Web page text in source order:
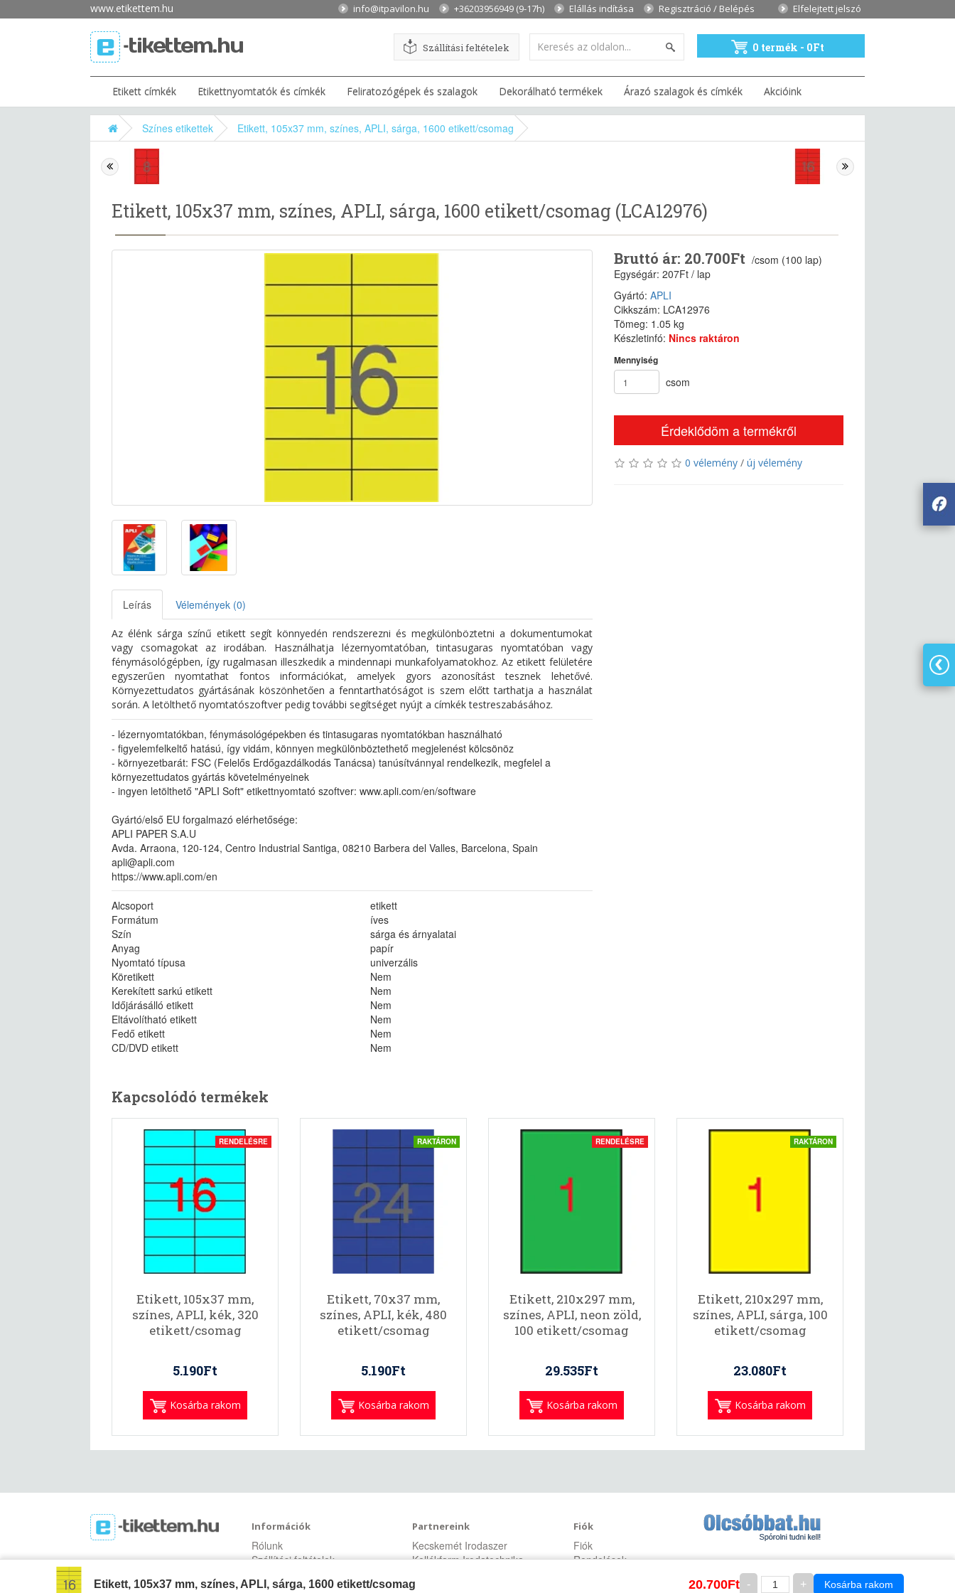
www.etikettem.hu info@itpavilon.hu +36203956949 (9-17h) Elállás indítása Regisztráció / Belépés Elfelejtett jelszó
Szállítási feltételek 0 termék - 0Ft
Etikett címkék Etikettnyomtatók és címkék Feliratozógépek és szalagok Dekorálható termékek Árazó szalagok és címkék Akcióink
Színes etikettek Etikett, 105x37 mm, színes, APLI, sárga, 1600 etikett/csomag
Etikett, 105x37 mm, színes, APLI, sárga, 1600 etikett/csomag (LCA12976)
Leírás Vélemények (0)
Az élénk sárga színű etikett segít könnyedén rendszerezni és megkülönböztetni a dokumentumokat
vagy csomagokat az irodában. Használhatja lézernyomtatóban, tintasugaras nyomtatóban vagy
fénymásológépben, így rugalmasan illeszkedik a mindennapi munkafolyamatokhoz. Az etikett felületére
egyszerűen nyomtathat fontos információkat, amelyek gyors azonosítást tesznek lehetővé.
Környezettudatos gyártásának köszönhetően a fenntarthatóságot is szem előtt tarthatja a használat
során. A letölthető nyomtatószoftver pedig további segítséget nyújt a címkék testreszabásához.
- lézernyomtatókban, fénymásológépekben és tintasugaras nyomtatókban használható
- figyelemfelkeltő hatású, így vidám, könnyen megkülönböztethető megjelenést kölcsönöz
- környezetbarát: FSC (Felelős Erdőgazdálkodás Tanácsa) tanúsítvánnyal rendelkezik, megfelel a
környezettudatos gyártás követelményeinek
- ingyen letölthető "APLI Soft" etikettnyomtató szoftver: www.apli.com/en/software
Gyártó/első EU forgalmazó elérhetősége:
APLI PAPER S.A.U
Avda. Arraona, 120-124, Centro Industrial Santiga, 08210 Barbera del Valles, Barcelona, Spain
apli@apli.com
https://www.apli.com/en
Alcsoport
etikett
Formátum
íves
Szín
sárga és árnyalatai
Anyag
papír
Nyomtató típusa
univerzális
Köretikett
Nem
Kerekített sarkú etikett
Nem
Időjárásálló etikett
Nem
Eltávolítható etikett
Nem
Fedő etikett
Nem
CD/DVD etikett
Nem
Bruttó ár: 20.700Ft /csom (100 lap)
Egységár: 207Ft / lap
Gyártó: APLI
Cikkszám: LCA12976
Tömeg: 1.05 kg
Készletinfó: Nincs raktáron
Mennyiség
csom
Érdeklődöm a termékről
0 vélemény/ új vélemény
Kapcsolódó termékek
RENDELÉSRE
Etikett, 105x37 mm,
színes, APLI, kék, 320
etikett/csomag
5.190Ft
Kosárba rakom
RAKTÁRON
Etikett, 70x37 mm,
színes, APLI, kék, 480
etikett/csomag
5.190Ft
Kosárba rakom
RENDELÉSRE
Etikett, 210x297 mm,
színes, APLI, neon zöld,
100 etikett/csomag
29.535Ft
Kosárba rakom
RAKTÁRON
Etikett, 210x297 mm,
színes, APLI, sárga, 100
etikett/csomag
23.080Ft
Kosárba rakom
Etikett, 105x37 mm, színes, APLI, sárga, 1600 etikett/csomag 20.700Ft - + Kosárba rakom
Információk
Rólunk
Szállítási feltételek
Vásárlási feltételek
Partnereink
Kecskemét Irodaszer
Kellékfarm Irodatechnika
Fiók
Fiók
Rendelések